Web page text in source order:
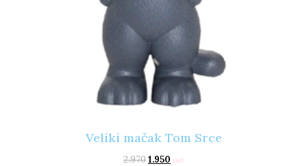
Veliki mačak Tom Srce
2.9701.950 rsd